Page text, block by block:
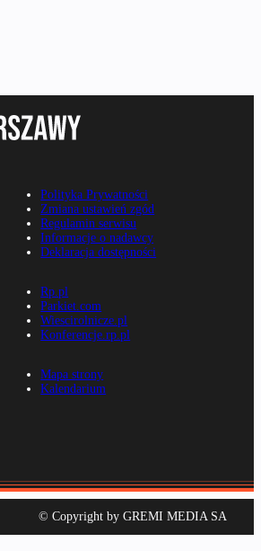
Polityka Prywatności
Zmiana ustawień zgód
Regulamin serwisu
Informacje o nadawcy
Deklaracja dostępności
Rp.pl
Parkiet.com
Wiescirolnicze.pl
Konferencje.rp.pl
Mapa strony
Kalendarium
© Copyright by GREMI MEDIA SA